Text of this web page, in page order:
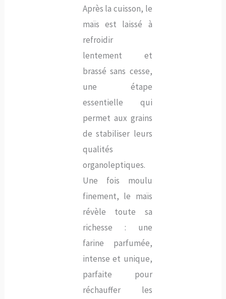
Après la cuisson, le
maïs est laissé à
refroidir
lentement et
brassé sans cesse,
une étape
essentielle qui
permet aux grains
de stabiliser leurs
qualités
organoleptiques.
Une fois moulu
finement, le maïs
révèle toute sa
richesse : une
farine parfumée,
intense et unique,
parfaite pour
réchauffer les